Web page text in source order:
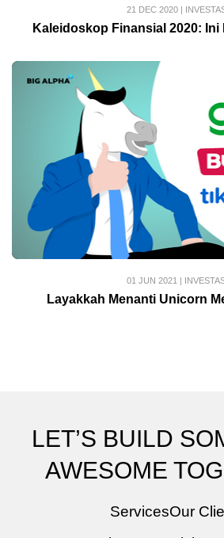
21 DEC 2020|
Kaleidoskop Finansial 2020:
01 JUN 2021 |
Layakkah Menanti Unicorn
LET’S BUILD
AWESOME
ServicesOur